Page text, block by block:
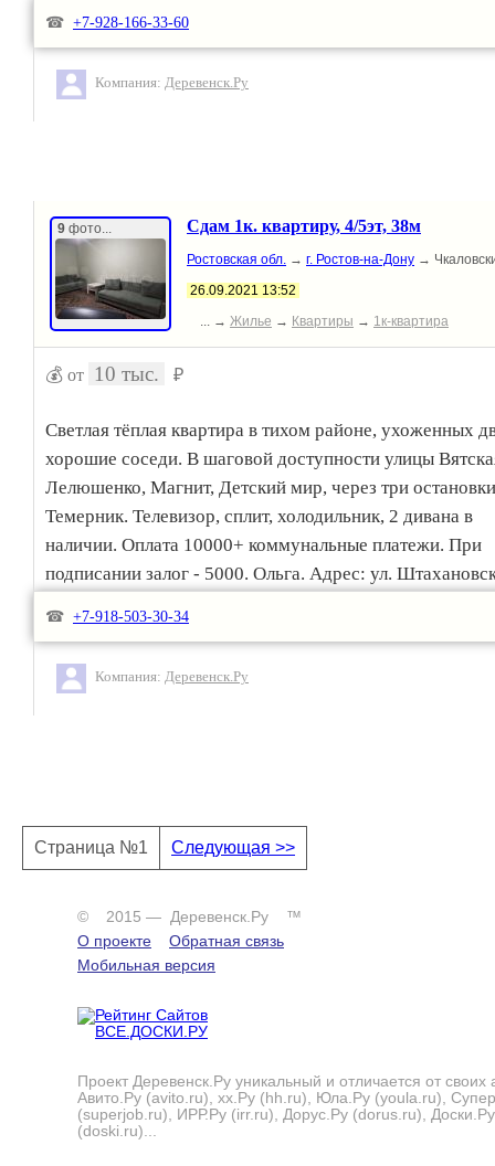
☎ +7-928-166-33-60
Компания: Деревенск.Ру
9 фото... Сдам 1к. квартиру, 4/5эт, 38м
Ростовская обл. → г. Ростов-на-Дону →
26.09.2021 13:52
... → Жилье → Квартиры → 1к-квартира
💰 от 10 тыс. ₽
Светлая тёплая квартира в тихом районе, ухоженных
хорошие соседи. В шаговой доступности улицы
Лелюшенко, Магнит, Детский мир, через три остановки
Темерник. Телевизор, сплит, холодильник, 2 дивана в
наличии. Оплата 10000+ коммунальные платежи. При
подписании залог - 5000. Ольга. Адрес: ул.
☎ +7-918-503-30-34
Компания: Деревенск.Ру
Страница №1 Следующая >>
© 2015 — Деревенск.Ру ™
О проекте
Обратная связь
Мобильная версия
Проект Деревенск.Ру уникальный и отличается от своих
Авито.Ру (avito.ru), хх.Ру (hh.ru), Юла.Ру (youla.ru),
(superjob.ru), ИРР.Ру (irr.ru), Дорус.Ру (dorus.ru), Доски.Ру
(doski.ru)...